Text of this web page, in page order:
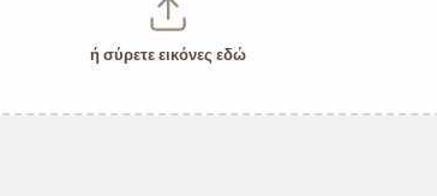
ή σύρετε εικόνες εδώ